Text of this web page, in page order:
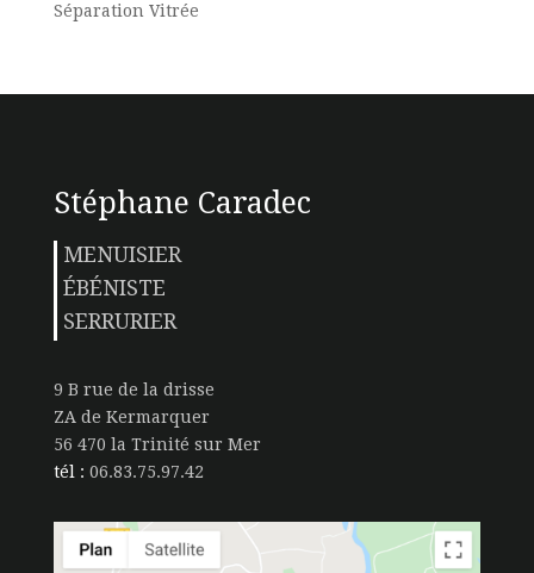
Séparation Vitrée
Stéphane Caradec
MENUISIER
ÉBÉNISTE
SERRURIER
9 B rue de la drisse
ZA de Kermarquer
56 470 la Trinité sur Mer
tél : 06.83.75.97.42